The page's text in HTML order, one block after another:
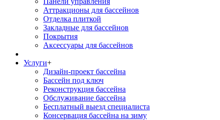
Аттракционы для бассейнов
Отделка плиткой
Закладные для бассейнов
Покрытия
Аксессуары для бассейнов
Услуги+
Дизайн-проект бассейна
Бассейн под ключ
Реконструкция бассейна
Обслуживание бассейна
Бесплатный выезд специалиста
Консервация бассейна на зиму